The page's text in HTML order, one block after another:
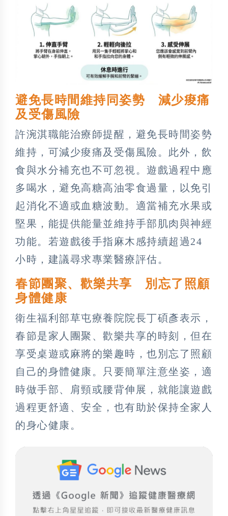
避免長時間維持同姿勢 減少痠痛
及受傷風險
許涴淇職能治療師提醒，避免長時間姿勢
維持，可減少痠痛及受傷風險。此外，飲
食與水分補充也不可忽視。遊戲過程中應
多喝水，避免高糖高油零食過量，以免引
起消化不適或血糖波動。適當補充水果或
堅果，能提供能量並維持手部肌肉與神經
功能。若遊戲後手指麻木感持續超過24
小時，建議尋求專業醫療評估。
春節團聚、歡樂共享 別忘了照顧
身體健康
衛生福利部草屯療養院院長丁碩彥表示，
春節是家人團聚、歡樂共享的時刻，但在
享受桌遊或麻將的樂趣時，也別忘了照顧
自己的身體健康。只要簡單注意坐姿，適
時做手部、肩頸或腰背伸展，就能讓遊戲
過程更舒適、安全，也有助於保持全家人
的身心健康。